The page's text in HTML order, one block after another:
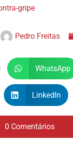
gripe
Pedro Freitas
WhatsApp
LinkedIn
0 Comentários